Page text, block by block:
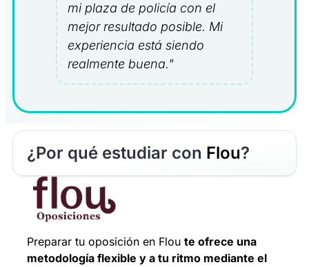
mi plaza de policía con el
mejor resultado posible. Mi
experiencia está siendo
realmente buena."
¿Por qué estudiar con Flou?
Preparar tu oposición en Flou te ofrece una
metodología flexible y a tu ritmo mediante el